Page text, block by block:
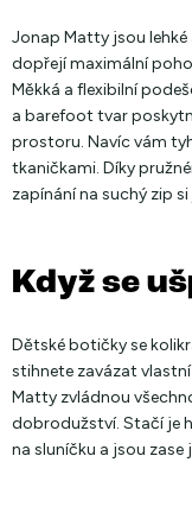
Jonap Matty jsou
dopřejí maximální
Měkká a flexibilní
a barefoot tvar
prostoru. Navíc vám
tkaničkami. Díky
zapínání na suchý zip
Když se
Dětské botičky se
stihnete zavázat
Matty zvládnou
dobrodužství. Stačí je
na sluníčku a jsou zase